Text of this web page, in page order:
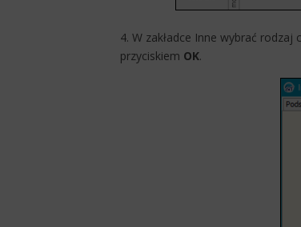
4. W zakładce Inne wybrać rodzaj
przyciskiem OK.